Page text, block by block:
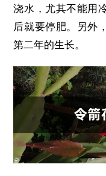
浇水，尤其不能用
后就要停肥。另外
第二年的生长。